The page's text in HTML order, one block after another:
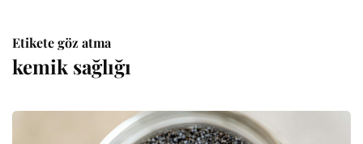
Etikete göz atma
kemik sağlığı